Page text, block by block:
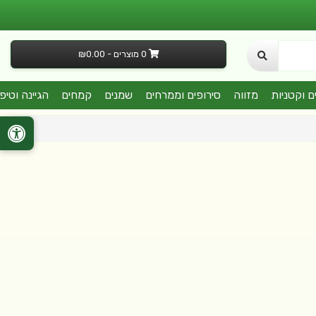
0 מוצרים - ₪0.00
וקטניות מזווה סירופים וממרחים שמנים קמחים הגיינה